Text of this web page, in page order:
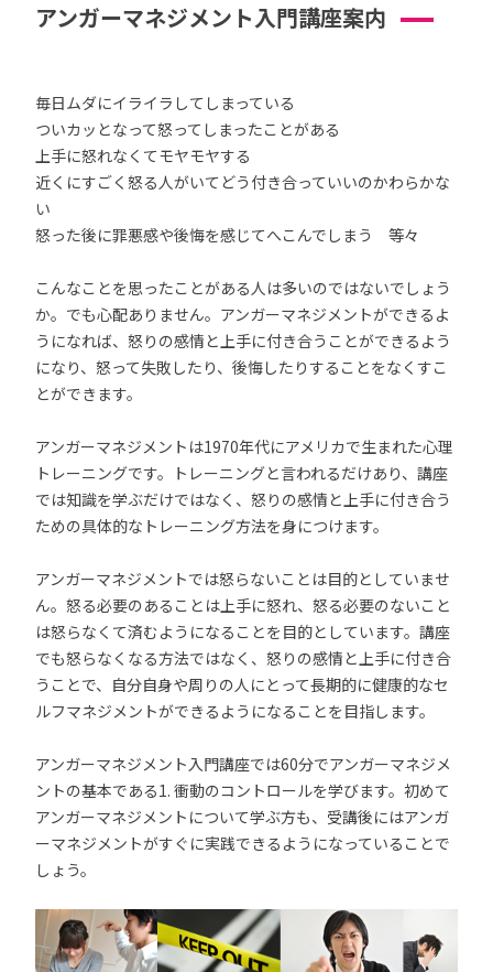
アンガーマネジメント入門講座案内
毎日ムダにイライラしてしまっている
ついカッとなって怒ってしまったことがある
上手に怒れなくてモヤモヤする
近くにすごく怒る人がいてどう付き合っていいのかわらかな
い
怒った後に罪悪感や後悔を感じてへこんでしまう 等々
こんなことを思ったことがある人は多いのではないでしょう
か。でも心配ありません。アンガーマネジメントができるよ
うになれば、怒りの感情と上手に付き合うことができるよう
になり、怒って失敗したり、後悔したりすることをなくすこ
とができます。
アンガーマネジメントは1970年代にアメリカで生まれた心理
トレーニングです。トレーニングと言われるだけあり、講座
では知識を学ぶだけではなく、怒りの感情と上手に付き合う
ための具体的なトレーニング方法を身につけます。
アンガーマネジメントでは怒らないことは目的としていませ
ん。怒る必要のあることは上手に怒れ、怒る必要のないこと
は怒らなくて済むようになることを目的としています。講座
でも怒らなくなる方法ではなく、怒りの感情と上手に付き合
うことで、自分自身や周りの人にとって長期的に健康的なセ
ルフマネジメントができるようになることを目指します。
アンガーマネジメント入門講座では60分でアンガーマネジメ
ントの基本である1. 衝動のコントロールを学びます。初めて
アンガーマネジメントについて学ぶ方も、受講後にはアンガ
ーマネジメントがすぐに実践できるようになっていることで
しょう。